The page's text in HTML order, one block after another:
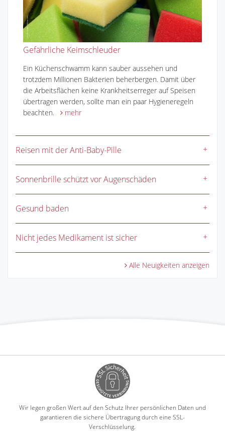
Gefährliche Keimschleuder
Ein Küchenschwamm kann sauber aussehen und
trotzdem Millionen Bakterien beherbergen. Damit über
die Arbeitsflächen keine Krankheitserreger auf Speisen
übertragen werden, sollte man ein paar Hygieneregeln
beachten.
mehr
Reisen mit der Anti-Baby-Pille
Sonnenbrille schützt vor Augenschäden
Gesund baden
Nicht jedes Medikament ist sicher
Alle Neuigkeiten anzeigen
Wir legen großen Wert auf den Schutz Ihrer persönlichen Daten und
garantieren die sichere Übertragung durch eine SSL-
Verschlüsselung.